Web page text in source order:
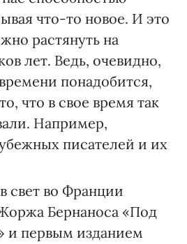
что-то новое. И это
растянуть на
лет. Ведь, очевидно,
понадобится,
что в свое время так
Например,
писателей и их
свет во Франции
Бернаноса «Под
и первым изданием